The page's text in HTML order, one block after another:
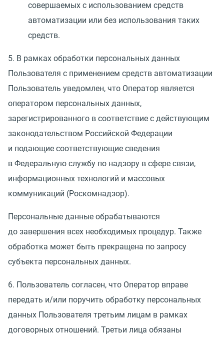
совершаемых с использованием средств
автоматизации или без использования таких
средств.
5. В рамках обработки персональных данных
Пользователя с применением средств автоматизации
Пользователь уведомлен, что Оператор является
оператором персональных данных,
зарегистрированного в соответствие с действующим
законодательством Российской Федерации
и подающие соответствующие сведения
в Федеральную службу по надзору в сфере связи,
информационных технологий и массовых
коммуникаций (Роскомнадзор).
Персональные данные обрабатываются
до завершения всех необходимых процедур. Также
обработка может быть прекращена по запросу
субъекта персональных данных.
6. Пользователь согласен, что Оператор вправе
передать и/или поручить обработку персональных
данных Пользователя третьим лицам в рамках
договорных отношений. Третьи лица обязаны